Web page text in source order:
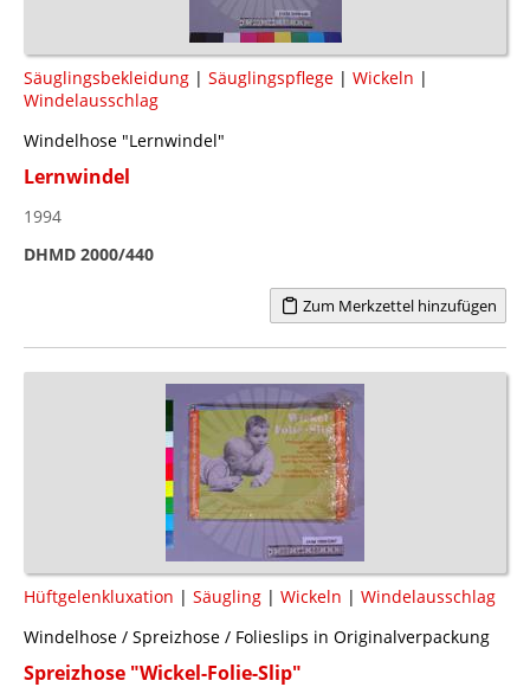
Säuglingsbekleidung | Säuglingspflege | Wickeln |
Windelausschlag
Windelhose "Lernwindel"
Lernwindel
1994
DHMD 2000/440
Zum Merkzettel hinzufügen
Hüftgelenkluxation | Säugling | Wickeln | Windelausschlag
Windelhose / Spreizhose / Folieslips in Originalverpackung
Spreizhose "Wickel-Folie-Slip"